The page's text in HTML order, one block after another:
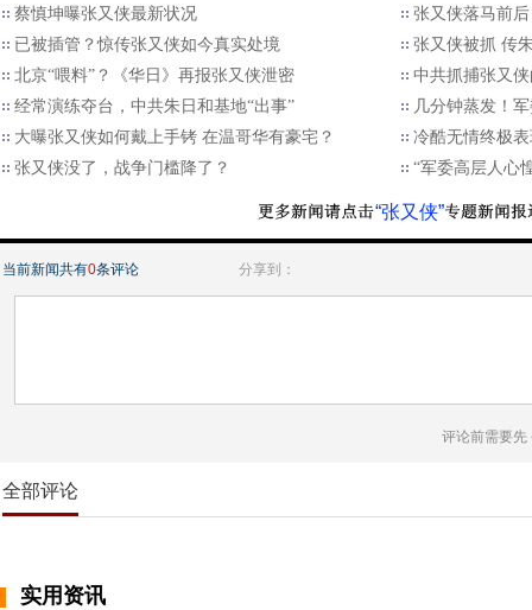
蔡慎坤曝张又侠最新状况
张又侠落马前
已被插管？惊传张又侠如今真实处境
张又侠被抓 传
北京“喂料”？《华日》再报张又侠泄密
中共抓捕张又
经常演练夺台，中共朱日和基地“出事”
几分钟蒸发！
大曝张又侠如何戴上手铐 在温哥华有豪宅？
冷酷无情终极
张又侠没了，战争门槛降了？
“军委高层人心
“张又侠”
当前新闻共有0条评论 分享到：
评论前需要先
全部评论
实用资讯